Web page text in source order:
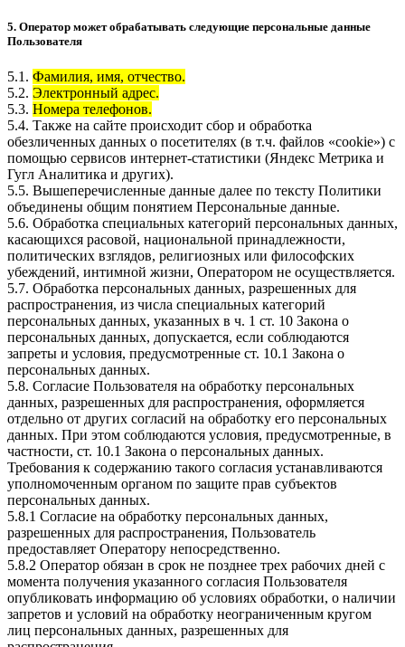
5. Оператор может обрабатывать следующие персональные данные
Пользователя
5.1. Фамилия, имя, отчество.
5.2. Электронный адрес.
5.3. Номера телефонов.
5.4. Также на сайте происходит сбор и обработка
обезличенных данных о посетителях (в т.ч. файлов «cookie») с
помощью сервисов интернет-статистики (Яндекс Метрика и
Гугл Аналитика и других).
5.5. Вышеперечисленные данные далее по тексту Политики
объединены общим понятием Персональные данные.
5.6. Обработка специальных категорий персональных данных,
касающихся расовой, национальной принадлежности,
политических взглядов, религиозных или философских
убеждений, интимной жизни, Оператором не осуществляется.
5.7. Обработка персональных данных, разрешенных для
распространения, из числа специальных категорий
персональных данных, указанных в ч. 1 ст. 10 Закона о
персональных данных, допускается, если соблюдаются
запреты и условия, предусмотренные ст. 10.1 Закона о
персональных данных.
5.8. Согласие Пользователя на обработку персональных
данных, разрешенных для распространения, оформляется
отдельно от других согласий на обработку его персональных
данных. При этом соблюдаются условия, предусмотренные, в
частности, ст. 10.1 Закона о персональных данных.
Требования к содержанию такого согласия устанавливаются
уполномоченным органом по защите прав субъектов
персональных данных.
5.8.1 Согласие на обработку персональных данных,
разрешенных для распространения, Пользователь
предоставляет Оператору непосредственно.
5.8.2 Оператор обязан в срок не позднее трех рабочих дней с
момента получения указанного согласия Пользователя
опубликовать информацию об условиях обработки, о наличии
запретов и условий на обработку неограниченным кругом
лиц персональных данных, разрешенных для